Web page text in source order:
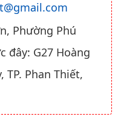
Phường Phú
đây: G27 Hoàng
TP. Phan Thiết,